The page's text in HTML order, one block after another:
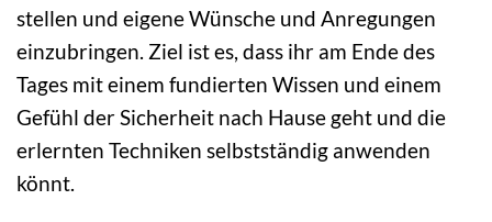
stellen und eigene Wünsche und Anregungen
einzubringen. Ziel ist es, dass ihr am Ende des
Tages mit einem fundierten Wissen und einem
Gefühl der Sicherheit nach Hause geht und die
erlernten Techniken selbstständig anwenden
könnt.